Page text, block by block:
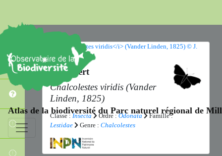
Atlas de la biodiversité du Parc naturel régional de
Leste vert
Chalcolestes viridis (Vander
Linden, 1825)
Classe : Insecta Ordre : Odonata
Famille :
Lestidae
Genre : Chalcolestes